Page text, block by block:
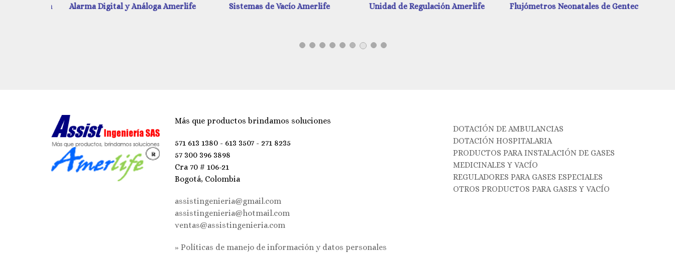
Alarma Digital y Análoga Amerlife Sistemas de Vacío Amerlife Unidad de Regulación Amerlife Flujómetros Neonatales de Gentec
Más que productos brindamos soluciones
571 613 1380 - 613 3507 - 271 8235
57 300 396 3898
Cra 70 # 106-21
Bogotá, Colombia
assistingenieria@gmail.com
assistingenieria@hotmail.com
ventas@assistingenieria.com
» Políticas de manejo de información y datos personales
DOTACIÓN DE AMBULANCIAS
DOTACIÓN HOSPITALARIA
PRODUCTOS PARA INSTALACIÓN DE GASES
MEDICINALES Y VACÍO
REGULADORES PARA GASES ESPECIALES
OTROS PRODUCTOS PARA GASES Y VACÍO